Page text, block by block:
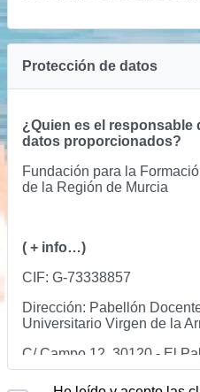
Protección de datos
¿Quien es el responsable
datos proporcionados?
Fundación para la
de la Región de Murcia
( + info…)
CIF: G-73338857
Dirección: Pabellón
Universitario Virgen de la
C/ Campo 12, 30120 - El
Contacto:
vía web